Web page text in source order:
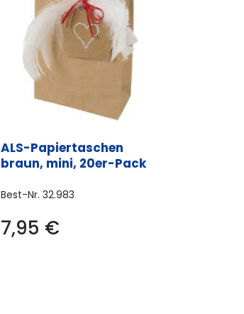
ALS-Papiertaschen
braun, mini, 20er-Pack
Best-Nr.32.983
7,95 €